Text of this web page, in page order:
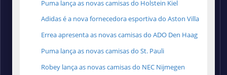
Puma lança as novas camisas do Holstein Kiel
Adidas é a nova fornecedora esportiva do Aston Villa
Errea apresenta as novas camisas do ADO Den Haag
Puma lança as novas camisas do St. Pauli
Robey lança as novas camisas do NEC Nijmegen